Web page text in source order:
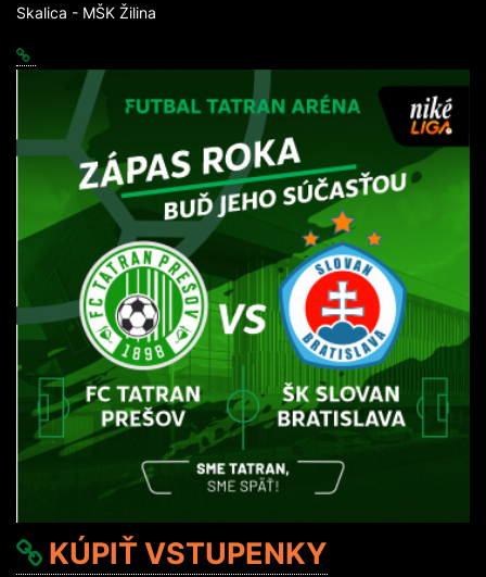
Skalica - MŠK Žilina
KÚPIŤ VSTUPENKY